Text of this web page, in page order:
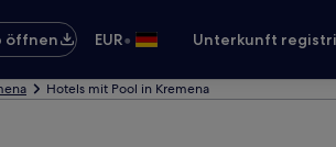
öffnen EUR• Unterkunft
Hotels mit Pool in Kremena